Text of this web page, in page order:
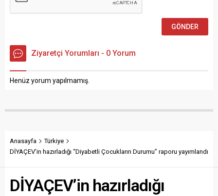
Ziyaretçi Yorumları - 0 Yorum
Henüz yorum yapılmamış.
Anasayfa
Türkiye
DİYAÇEV’in hazırladığı “Diyabetli Çocukların Durumu” raporu yayımlandı
DİYAÇEV’in hazırladığı